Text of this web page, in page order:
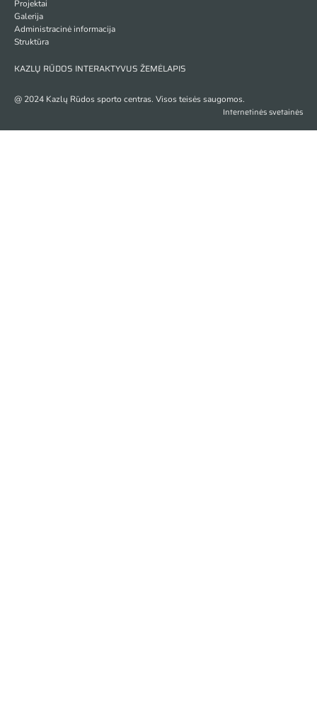
Projektai
Galerija
Administracinė informacija
Struktūra
KAZLŲ RŪDOS INTERAKTYVUS ŽEMĖLAPIS
@ 2024 Kazlų Rūdos sporto centras. Visos teisės saugomos.
Internetinės svetainės